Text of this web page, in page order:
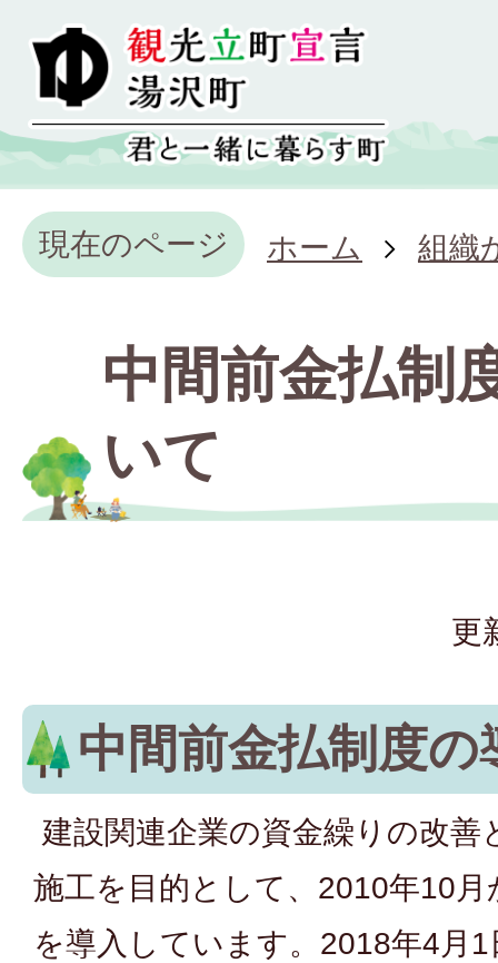
現在のページ ホーム 組織
中間前金払制
いて
更
中間前金払制度
建設関連企業の資金繰りの改善
施工を目的として、2010年10
を導入しています。2018年4月